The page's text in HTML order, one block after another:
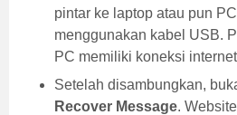
pintar ke laptop atau pun
menggunakan kabel USB.
PC memiliki koneksi
Setelah disambungkan,
Recover Message.